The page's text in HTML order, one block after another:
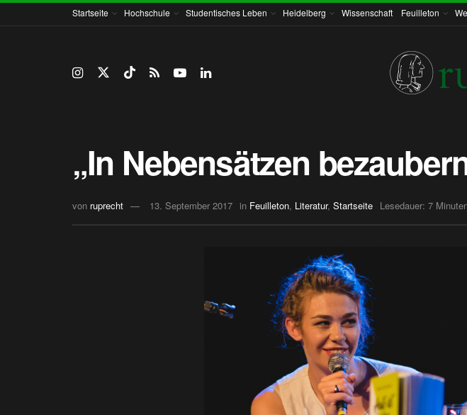
Startseite Hochschule Studentisches Leben Heidelberg Wissenschaft Feuilleton
„In Nebensätzen
von ruprecht 13. September 2017 in Feuilleton, Literatur, Startseite Lesedauer: 7